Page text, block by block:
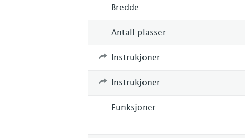
Bredde
Antall plasser
Instrukjoner
Instrukjoner
Funksjoner